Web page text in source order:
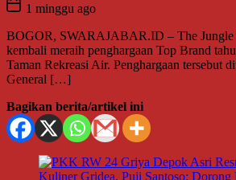
1 minggu ago
BOGOR, SWARAJABAR.ID – The Jungle
kembali meraih penghargaan Top Brand
Taman Rekreasi Air. Penghargaan tersebut
General […]
Bagikan berita/artikel ini